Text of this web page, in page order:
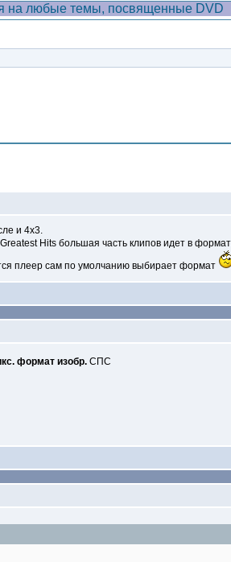
и 4х3.
Hits большая часть клипов идет в
плеер сам по умолчанию выбирает формат
формат изобр. СПС